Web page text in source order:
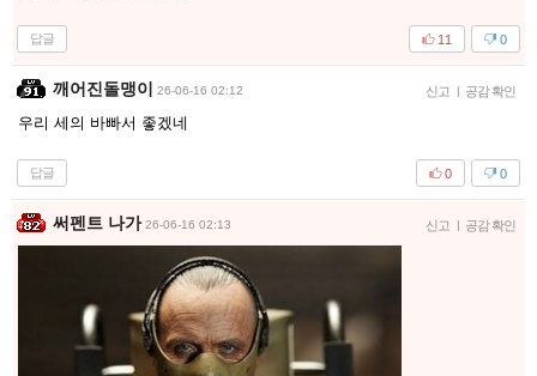
답글 0
11
깨어진돌맹이 26-06-16 02:12 신고 | 공감 확인
우리 세의 바빠서 좋겠네
답글 0
0
써펜트 나가 26-06-16 02:13 신고 | 공감 확인